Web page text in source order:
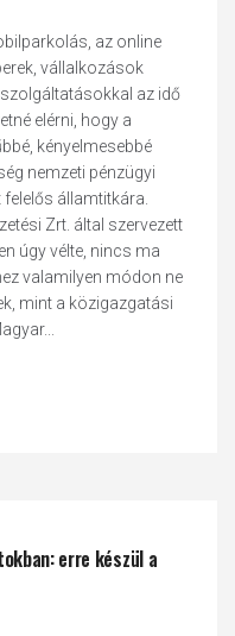
az online
vállalkozások
az idő
elérni, hogy a
kényelmesebbé
nemzeti pénzügyi
államtitkára.
Zrt. által szervezett
úgy vélte, nincs ma
valamilyen módon ne
mint a közigazgatási
erre készül a